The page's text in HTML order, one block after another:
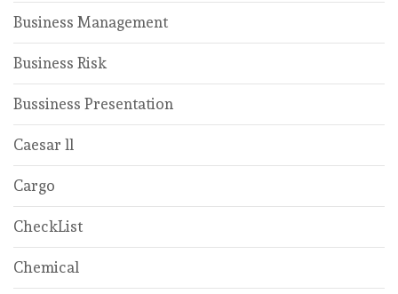
Business Management
Business Risk
Bussiness Presentation
Caesar ll
Cargo
CheckList
Chemical